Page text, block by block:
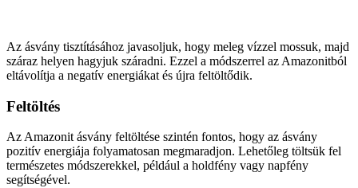
Az ásvány tisztításához javasoljuk, hogy meleg vízzel mossuk, majd
száraz helyen hagyjuk száradni. Ezzel a módszerrel az Amazonitból
eltávolítja a negatív energiákat és újra feltöltődik.
Feltöltés
Az Amazonit ásvány feltöltése szintén fontos, hogy az ásvány
pozitív energiája folyamatosan megmaradjon. Lehetőleg töltsük fel
természetes módszerekkel, például a holdfény vagy napfény
segítségével.